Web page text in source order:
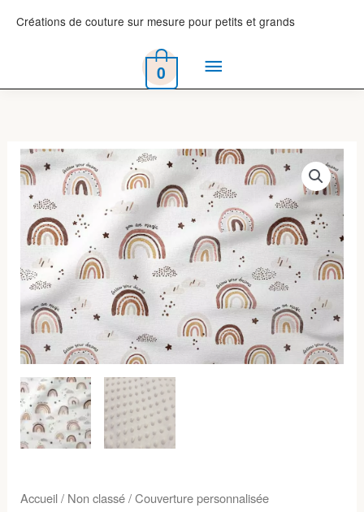
Créations de couture sur mesure pour petits et grands
Menu
0
Accueil/ Non classé/ Couverture personnalisée